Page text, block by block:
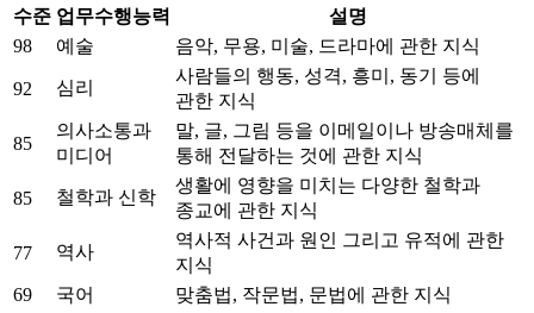
수준 업무수행능력
설명
98
예술 음악, 무용, 미술, 드라마에 관한 지식
92 심리
사람들의 행동, 성격, 흥미, 동기 등에
관한 지식
85
의사소통과
미디어
말, 글, 그림 등을 이메일이나 방송매체를
통해 전달하는 것에 관한 지식
85 철학과 신학
생활에 영향을 미치는 다양한 철학과
종교에 관한 지식
77 역사
역사적 사건과 원인 그리고 유적에 관한
지식
69
국어 맞춤법, 작문법, 문법에 관한 지식